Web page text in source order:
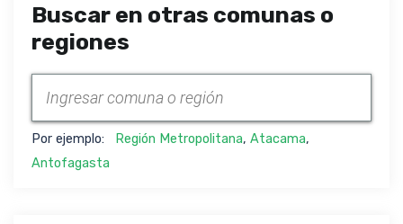
Buscar en otras comunas o
regiones
Por ejemplo: Región Metropolitana, Atacama,
Antofagasta